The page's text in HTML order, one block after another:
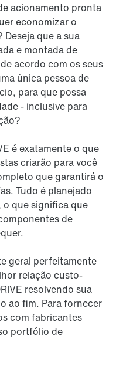
acionamento pronta
economizar o
que a sua
e montada de
acordo com os seus
única pessoa de
para que possa
- inclusive para
é exatamente o que
criarão para você
que garantirá o
Tudo é planejado
o que significa que
de
geral perfeitamente
relação custo-
resolvendo sua
ao fim. Para fornecer
com fabricantes
portfólio de